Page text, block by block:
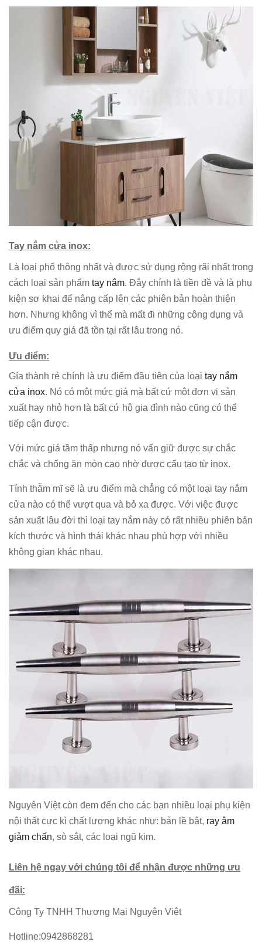
Tay nắm cửa inox:
Là loại phổ thông nhất và được sử dụng rộng rãi nhất trong
cách loại sản phẩm tay nắm. Đây chính là tiền đề và là phụ
kiện sơ khai để nâng cấp lên các phiên bản hoàn thiện
hơn. Nhưng không vì thế mà mất đi những công dụng và
ưu điểm quy giá đã tồn tại rất lâu trong nó.
Ưu điểm:
Gía thành rẻ chính là ưu điểm đầu tiên của loại tay nắm
cửa inox. Nó có một mức giá mà bất cứ một đơn vị sản
xuất hay nhỏ hơn là bất cứ hộ gia đình nào cũng có thể
tiếp cận được.
Với mức giá tầm thấp nhưng nó vấn giữ được sự chắc
chắc và chống ăn mòn cao nhờ được cấu tạo từ inox.
Tính thẫm mĩ sẽ là ưu điểm mà chẳng có một loại tay nắm
cửa nào có thể vượt qua và bỏ xa được. Với việc được
sản xuất lâu đời thì loại tay nắm này có rất nhiều phiên bản
kích thước và hình thái khác nhau phù hợp với nhiều
không gian khác nhau.
Nguyên Việt còn đem đến cho các bạn nhiều loại phụ kiện
nội thất cực kì chất lượng khác như: bản lề bật, ray âm
giảm chấn, sò sắt, các loại ngũ kim.
Liên hệ ngay với chúng tôi để nhận được những ưu
đãi:
Công Ty TNHH Thương Mại Nguyên Việt
Hotline:0942868281